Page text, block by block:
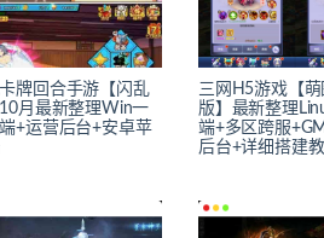
牌回合手游【闪乱
月最新整理Win一
+运营后台+安卓苹
三网H5游戏【
版】最新整理
端+多区跨服
后台+详细搭建